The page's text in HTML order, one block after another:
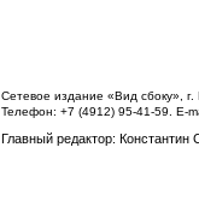
Сетевое издание «Вид сбоку»,
Телефон: +7 (4912) 95-41-59. E-
Главный редактор: